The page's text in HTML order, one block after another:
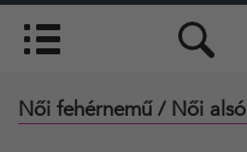
Női fehérnemű / Női alsó